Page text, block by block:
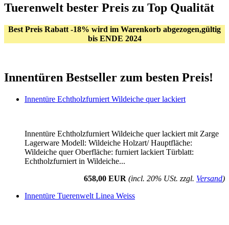
Tuerenwelt bester Preis zu Top Qualität
Best Preis Rabatt -18% wird im Warenkorb abgezogen,gültig
bis ENDE 2024
Innentüren Bestseller zum besten Preis!
Innentüre Echtholzfurniert Wildeiche quer lackiert
Innentüre Echtholzfurniert Wildeiche quer lackiert mit Zarge
Lagerware Modell: Wildeiche Holzart/ Hauptfläche:
Wildeiche quer Oberfläche: furniert lackiert Türblatt:
Echtholzfurniert in Wildeiche...
658,00 EUR (incl. 20% USt. zzgl. Versand)
Innentüre Tuerenwelt Linea Weiss